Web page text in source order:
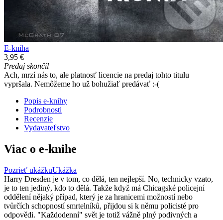
E-kniha
3,95 €
Predaj skončil
Ach, mrzí nás to, ale platnosť licencie na predaj tohto titulu
vypršala. Nemôžeme ho už bohužiaľ predávať :-(
Popis e-knihy
Podrobnosti
Recenzie
Vydavateľstvo
Viac o e-knihe
Pozrieť ukážkuUkážka
Harry Dresden je v tom, co dělá, ten nejlepší. No, technicky vzato,
je to ten jediný, kdo to dělá. Takže když má Chicagské policejní
oddělení nějaký případ, který je za hranicemi možností nebo
tvůrčích schopností smrtelníků, přijdou si k němu policisté pro
odpovědi. "Každodenní" svět je totiž vážně plný podivných a